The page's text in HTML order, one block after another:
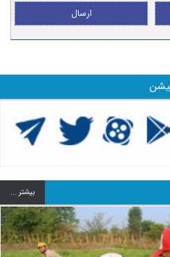
ارسال
بيشتر ...